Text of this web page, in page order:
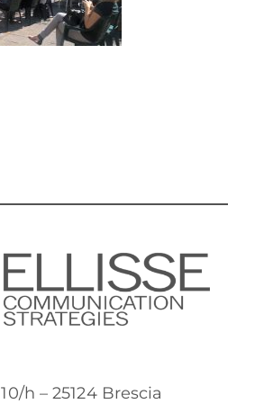
h – 25124 Brescia